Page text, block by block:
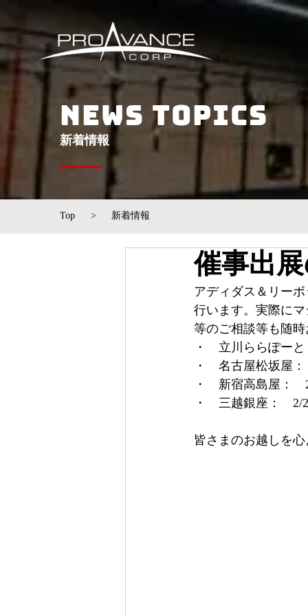
NEWS TOPICS
​新着情報
Top > 新着情報
催事出
アディダス＆リー
行います。実際に
等のご相談等も随
・　立川ららぽー
・　名古屋松坂屋
・　新宿高島屋：
・　三越銀座：　
皆さまのお越しを